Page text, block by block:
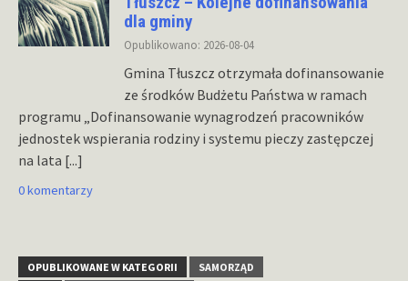
dla gminy
Opublikowano: 2026-08-04
Gmina Tłuszcz otrzymała dofinansowanie
ze środków Budżetu Państwa w ramach
programu „Dofinansowanie wynagrodzeń pracowników
jednostek wspierania rodziny i systemu pieczy zastępczej
na lata [...]
0 komentarzy
OPUBLIKOWANE W KATEGORII
SAMORZĄD